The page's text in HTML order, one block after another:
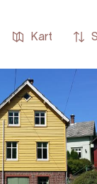
Kart